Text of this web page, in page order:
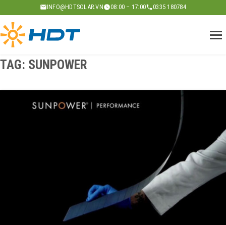
to
content
INFO@HDTSOLAR.VN 08:00 – 17:00 0335 180784
TAG: SUNPOWER